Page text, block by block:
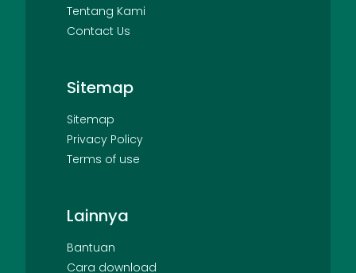
Tentang Kami
Contact Us
Sitemap
Sitemap
Privacy Policy
Terms of use
Lainnya
Bantuan
Cara download